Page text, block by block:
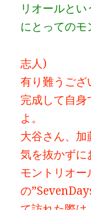
リオールと
にとってのモ
志人)
有り難うござ
完成して自
よ。
大谷さん、
気を抜かずに
モントリオ
の